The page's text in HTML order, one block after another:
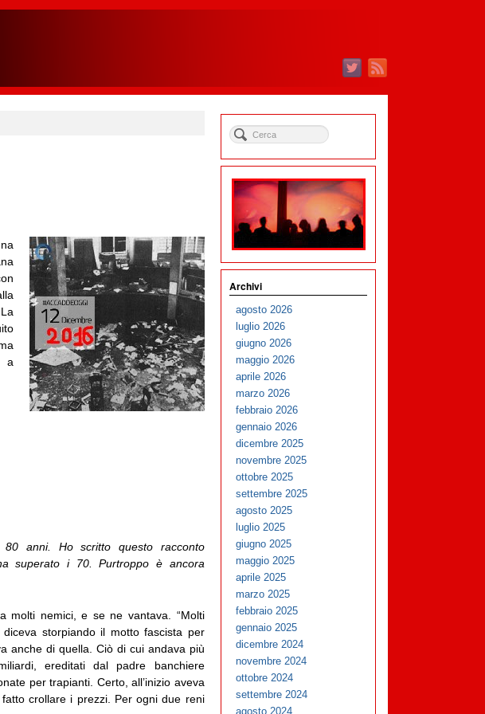
a
80 anni. Ho scritto questo racconto
superato i 70. Purtroppo è ancora
molti nemici, e se ne vantava. “Molti
diceva storpiando il motto fascista per
anche di quella. Ciò di cui andava più
ereditati dal padre banchiere
per trapianti. Certo, all’inizio aveva
crollare i prezzi. Per ogni due reni
Archivi
agosto 2026
luglio 2026
giugno 2026
maggio 2026
aprile 2026
marzo 2026
febbraio 2026
gennaio 2026
dicembre 2025
novembre 2025
ottobre 2025
settembre 2025
agosto 2025
luglio 2025
giugno 2025
maggio 2025
aprile 2025
marzo 2025
febbraio 2025
gennaio 2025
dicembre 2024
novembre 2024
ottobre 2024
settembre 2024
agosto 2024